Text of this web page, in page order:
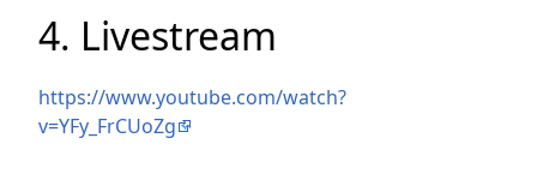
4. Livestream
https://www.youtube.com/watch?
v=YFy_FrCUoZg